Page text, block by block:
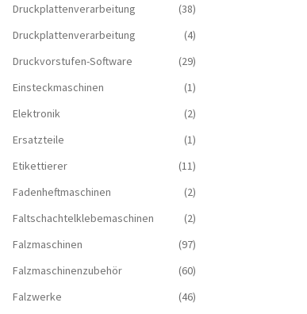
Druckplattenverarbeitung
(38)
Druckplattenverarbeitung
(4)
Druckvorstufen-Software
(29)
Einsteckmaschinen
(1)
Elektronik
(2)
Ersatzteile
(1)
Etikettierer
(11)
Fadenheftmaschinen
(2)
Faltschachtelklebemaschinen
(2)
Falzmaschinen
(97)
Falzmaschinenzubehör
(60)
Falzwerke
(46)